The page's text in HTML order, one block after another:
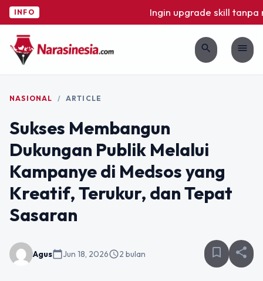
INFO Ingin upgrade skill tanpa
search menu
NASIONAL / ARTICLE
Sukses Membangun
Dukungan Publik Melalui
Kampanye di Medsos yang
Kreatif, Terukur, dan Tepat
Sasaran
Aguscalendar_todayJun 18, 2026schedule2 bulan bookmark_border share